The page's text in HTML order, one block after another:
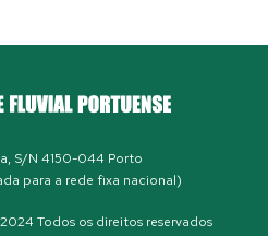
S/N 4150-044 Porto
para a rede fixa nacional)
Todos os direitos reservados